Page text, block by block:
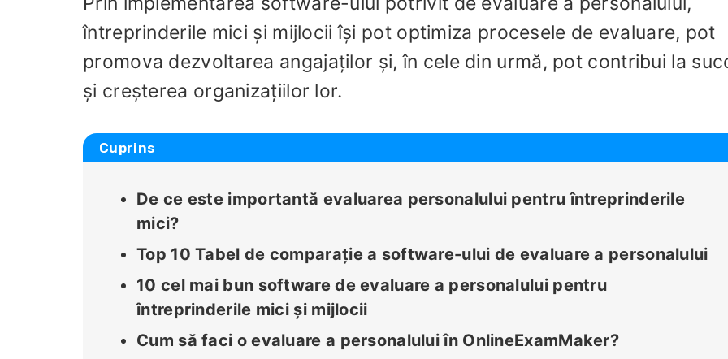
întreprinderile mici și mijlocii își pot optimiza procesele de evaluare, pot
promova dezvoltarea angajaților și, în cele din urmă, pot contribui la
și creșterea organizațiilor lor.
Cuprins
De ce este importantă evaluarea personalului pentru întreprinderile
mici?
Top 10 Tabel de comparație a software-ului de evaluare a personalului
10 cel mai bun software de evaluare a personalului pentru
întreprinderile mici și mijlocii
Cum să faci o evaluare a personalului în OnlineExamMaker?